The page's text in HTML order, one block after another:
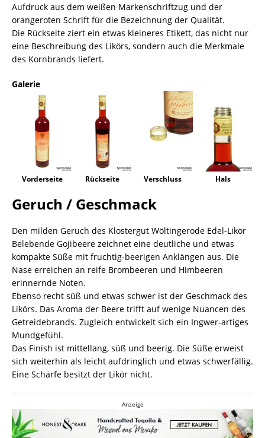
Aufdruck aus dem weißen Markenschriftzug und der
orangeroten Schrift für die Bezeichnung der Qualität.
Die Rückseite ziert ein etwas kleineres Etikett, das nicht nur
eine Beschreibung des Likörs, sondern auch die Merkmale
des Kornbrands liefert.
Galerie
Vorderseite Rückseite Verschluss Hals
Geruch / Geschmack
Den milden Geruch des Klostergut Wöltingerode Edel-Likör
Belebende Gojibeere zeichnet eine deutliche und etwas
kompakte Süße mit fruchtig-beerigen Anklängen aus. Die
Nase erreichen an reife Brombeeren und Himbeeren
erinnernde Noten.
Ebenso recht süß und etwas schwer ist der Geschmack des
Likörs. Das Aroma der Beere trifft auf wenige Nuancen des
Getreidebrands. Zugleich entwickelt sich ein Ingwer-artiges
Mundgefühl.
Das Finish ist mittellang, süß und beerig. Die Süße erweist
sich weiterhin als leicht aufdringlich und etwas schwerfällig.
Eine Schärfe besitzt der Likör nicht.
Anzeige